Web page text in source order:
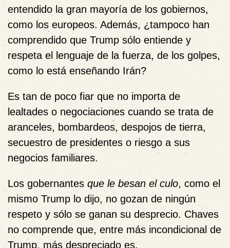
entendido la gran mayoría de los gobiernos,
como los europeos. Además, ¿tampoco han
comprendido que Trump sólo entiende y
respeta el lenguaje de la fuerza, de los golpes,
como lo está enseñando Irán?
Es tan de poco fiar que no importa de
lealtades o negociaciones cuando se trata de
aranceles, bombardeos, despojos de tierra,
secuestro de presidentes o riesgo a sus
negocios familiares.
Los gobernantes que le besan el culo, como el
mismo Trump lo dijo, no gozan de ningún
respeto y sólo se ganan su desprecio. Chaves
no comprende que, entre más incondicional de
Trump, más despreciado es.